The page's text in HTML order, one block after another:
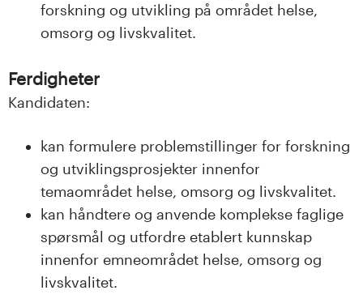
n
forskning og utvikling på området helse,
omsorg og livskvalitet.
Ferdigheter
Kandidaten:
kan formulere problemstillinger for forskning
og utviklingsprosjekter innenfor
temaområdet helse, omsorg og livskvalitet.
kan håndtere og anvende komplekse faglige
spørsmål og utfordre etablert kunnskap
innenfor emneområdet helse, omsorg og
livskvalitet.